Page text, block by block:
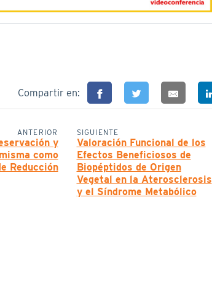
Compartir en:
ANTERIOR
y
como
Reducción
SIGUIENTE
Valoración Funcional de los
Efectos Beneficiosos de
Biopéptidos de Origen
Vegetal en la Aterosclerosis
y el Síndrome Metabólico